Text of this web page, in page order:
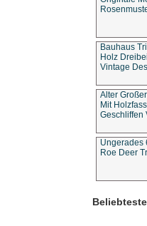
Bauhaus
Holz
Vintage
Alter
Mit
Geschliffen
Ungerades
Roe Deer